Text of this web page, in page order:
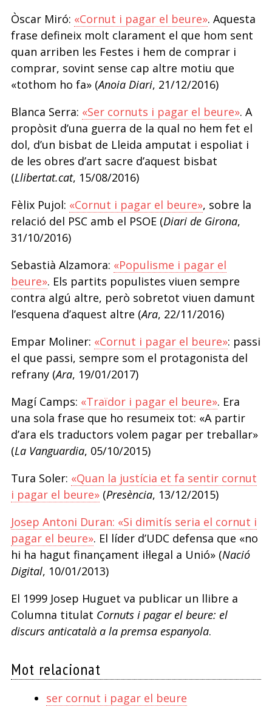
Òscar Miró: «Cornut i pagar el beure». Aquesta
frase defineix molt clarament el que hom sent
quan arriben les Festes i hem de comprar i
comprar, sovint sense cap altre motiu que
«tothom ho fa» (Anoia Diari, 21/12/2016)
Blanca Serra: «Ser cornuts i pagar el beure». A
propòsit d’una guerra de la qual no hem fet el
dol, d’un bisbat de Lleida amputat i espoliat i
de les obres d’art sacre d’aquest bisbat
(Llibertat.cat, 15/08/2016)
Fèlix Pujol: «Cornut i pagar el beure», sobre la
relació del PSC amb el PSOE (Diari de Girona,
31/10/2016)
Sebastià Alzamora: «Populisme i pagar el
beure». Els partits populistes viuen sempre
contra algú altre, però sobretot viuen damunt
l’esquena d’aquest altre (Ara, 22/11/2016)
Empar Moliner: «Cornut i pagar el beure»: passi
el que passi, sempre som el protagonista del
refrany (Ara, 19/01/2017)
Magí Camps: «Traïdor i pagar el beure». Era
una sola frase que ho resumeix tot: «A partir
d’ara els traductors volem pagar per treballar»
(La Vanguardia, 05/10/2015)
Tura Soler: «Quan la justícia et fa sentir cornut
i pagar el beure»(Presència, 13/12/2015)
Josep Antoni Duran: «Si dimitís seria el cornut i
pagar el beure». El líder d’UDC defensa que «no
hi ha hagut finançament il·legal a Unió» (Nació
Digital, 10/01/2013)
El 1999 Josep Huguet va publicar un llibre a
Columna titulat Cornuts i pagar el beure: el
discurs anticatalà a la premsa espanyola.
Mot relacionat
ser cornut i pagar el beure